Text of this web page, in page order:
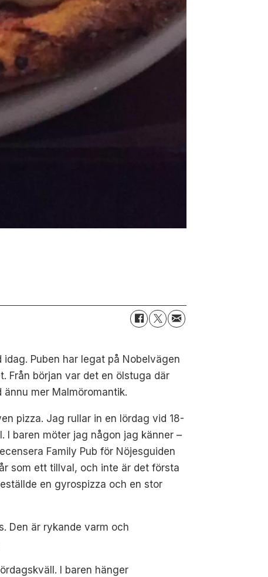
Puben har legat på Nobelvägen
Från början var det en ölstuga där
mer Malmöromantik.
pizza. Jag rullar in en lördag vid 18-
I baren möter jag någon jag känner –
Family Pub för Nöjesguiden
som ett tillval, och inte är det första
en gyrospizza och en stor
Den är rykande varm och
I baren hänger